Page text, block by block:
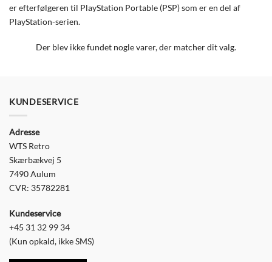
er efterfølgeren til PlayStation Portable (PSP) som er en del af
PlayStation-serien.
Der blev ikke fundet nogle varer, der matcher dit valg.
KUNDESERVICE
Adresse
WTS Retro
Skærbækvej 5
7490 Aulum
CVR: 35782281
Kundeservice
+45 31 32 99 34
(Kun opkald, ikke SMS)